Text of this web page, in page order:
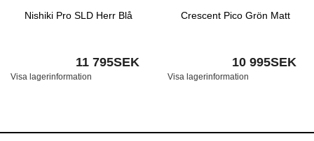
Nishiki Pro SLD Herr Blå
11 795SEK
Visa lagerinformation
Crescent Pico Grön Matt
10 995SEK
Visa lagerinformation